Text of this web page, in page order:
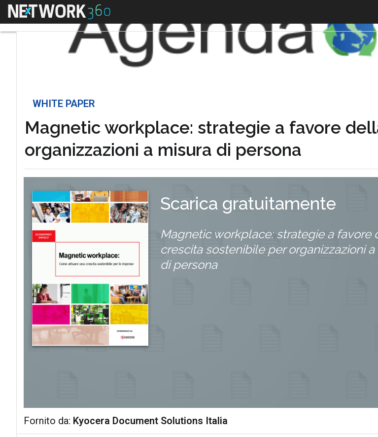
Menu
WHITE PAPER
Magnetic workplace: strategie a favore
organizzazioni a misura di persona
Scarica gratuitamente
Magnetic workplace: strategie a favore
crescita sostenibile per organizzazioni a
di persona
Fornito da: Kyocera Document Solutions Italia